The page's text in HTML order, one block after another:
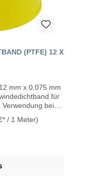
(PTFE) 12 X
mm x 0,075 mm
für
bei
DVGW
/ 1 Meter)